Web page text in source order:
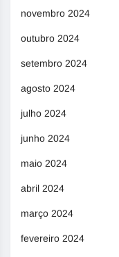
novembro 2024
outubro 2024
setembro 2024
agosto 2024
julho 2024
junho 2024
maio 2024
abril 2024
março 2024
fevereiro 2024